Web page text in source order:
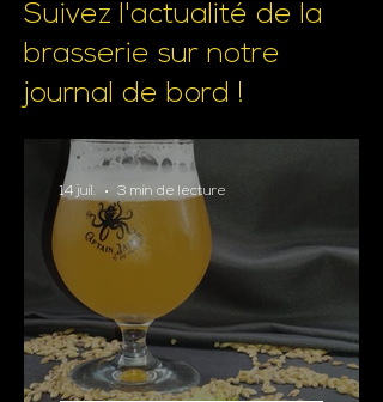
Suivez l'actualité de la
brasserie sur notre
journal de bord !
14 juil. 3 min de lecture